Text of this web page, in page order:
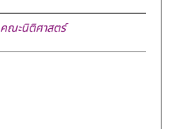
คณะนิติศาสตร์